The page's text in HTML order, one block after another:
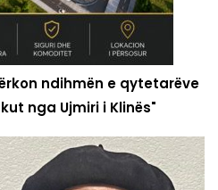
ndihmën e qytetarëve
nga Ujmiri i Klinës"